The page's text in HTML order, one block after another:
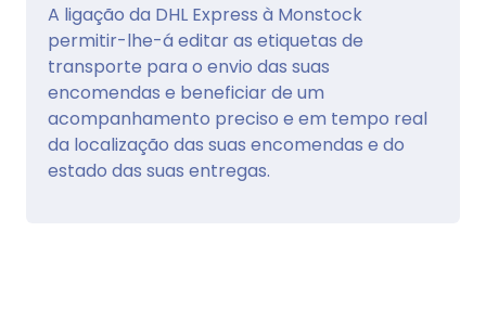
A ligação da DHL Express à Monstock
permitir-lhe-á editar as etiquetas de
transporte para o envio das suas
encomendas e beneficiar de um
acompanhamento preciso e em tempo real
da localização das suas encomendas e do
estado das suas entregas.